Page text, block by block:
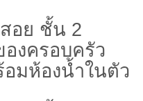
อย ชั้น 2
งครอบครัว
มห้องน้ำในตัว